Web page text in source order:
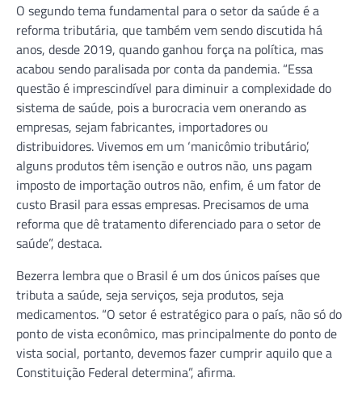
O segundo tema fundamental para o setor da saúde é a
reforma tributária, que também vem sendo discutida há
anos, desde 2019, quando ganhou força na política, mas
acabou sendo paralisada por conta da pandemia. “Essa
questão é imprescindível para diminuir a complexidade do
sistema de saúde, pois a burocracia vem onerando as
empresas, sejam fabricantes, importadores ou
distribuidores. Vivemos em um ‘manicômio tributário’,
alguns produtos têm isenção e outros não, uns pagam
imposto de importação outros não, enfim, é um fator de
custo Brasil para essas empresas. Precisamos de uma
reforma que dê tratamento diferenciado para o setor de
saúde”, destaca.
Bezerra lembra que o Brasil é um dos únicos países que
tributa a saúde, seja serviços, seja produtos, seja
medicamentos. “O setor é estratégico para o país, não só do
ponto de vista econômico, mas principalmente do ponto de
vista social, portanto, devemos fazer cumprir aquilo que a
Constituição Federal determina”, afirma.